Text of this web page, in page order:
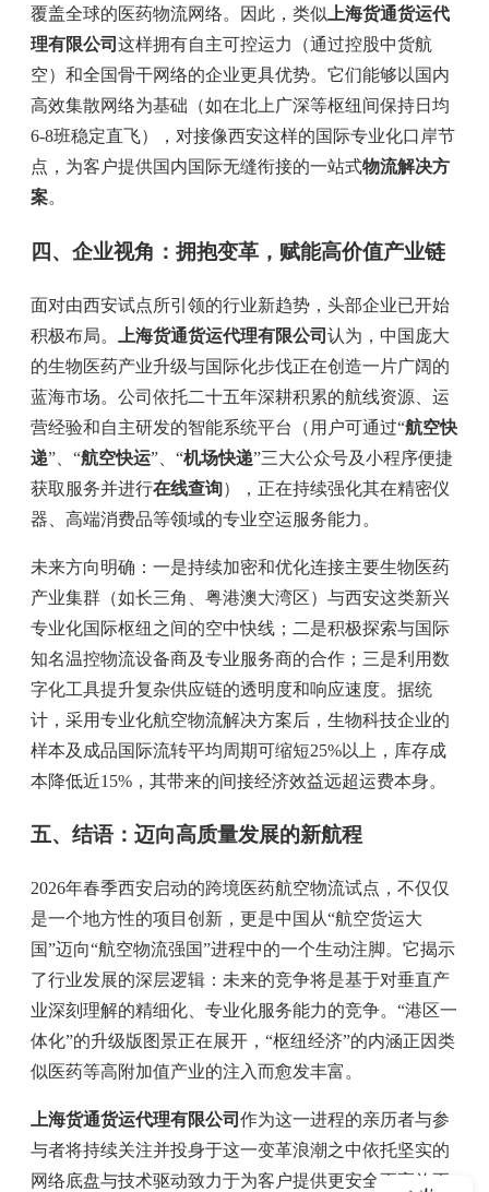
覆盖全球的医药物流网络。因此，类似 上海货通货运代
理有限公司 这样拥有自主可控运力（通过控股中货航
空）和全国骨干网络的企业更具优势。它们能够以国内
高效集散网络为基础（如在北上广深等枢纽间保持日均
6-8班稳定直飞），对接像西安这样的国际专业化口岸节
点，为客户提供国内国际无缝衔接的一站式物流解决方
案。
四、企业视角：拥抱变革，赋能高价值产业链
面对由西安试点所引领的行业新趋势，头部企业已开始
积极布局。
上海货通货运代理有限公司 认为，中国庞大
的生物医药产业升级与国际化步伐正在创造一片广阔的
蓝海市场。公司依托二十五年深耕积累的航线资源、运
营经验和自主研发的智能系统平台（用户可通过“航空快
递”、“航空快运”、“机场快递”三大公众号及小程序便捷
获取服务并进行在线查询），正在持续强化其在精密仪
器、高端消费品等领域的专业空运服务能力。
未来方向明确：一是持续加密和优化连接主要生物医药
产业集群（如长三角、粤港澳大湾区）与西安这类新兴
专业化国际枢纽之间的空中快线；二是积极探索与国际
知名温控物流设备商及专业服务商的合作；三是利用数
字化工具提升复杂供应链的透明度和响应速度。据统
计，采用专业化航空物流解决方案后，生物科技企业的
样本及成品国际流转平均周期可缩短25%以上，库存成
本降低近15%，其带来的间接经济效益远超运费本身。
五、结语：迈向高质量发展的新航程
2026年春季西安启动的跨境医药航空物流试点，不仅仅
是一个地方性的项目创新，更是中国从“航空货运大
国”迈向“航空物流强国”进程中的一个生动注脚。它揭示
了行业发展的深层逻辑：未来的竞争将是基于对垂直产
业深刻理解的精细化、专业化服务能力的竞争。“港区一
体化”的升级版图景正在展开，“枢纽经济”的内涵正因类
似医药等高附加值产业的注入而愈发丰富。
上海货通货运代理有限公司 作为这一进程的亲历者与参
与者将持续关注并投身于这一变革浪潮之中依托坚实的
网络底盘与技术驱动致力于为客户提供更安全更高效更